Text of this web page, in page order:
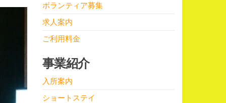
ボランティア募集
求人案内
ご利用料金
事業紹介
入所案内
ショートステイ